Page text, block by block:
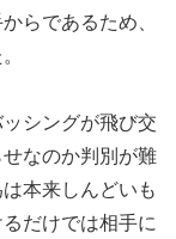
らであるため、
シングが飛び交
なのか判別が難
本来しんどいも
だけでは相手に